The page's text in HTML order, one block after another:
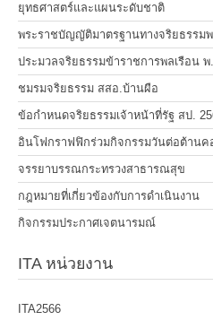
ยุทธศาสตร์และแผนระดับชาติ
พระราชบัญญัติมาตรฐานทางจริยธรรม
ประมวลจริยธรรมข้าราชการพลเรือน พ
ชมรมจริยธรรม สสอ.บ้านผือ
ข้อกำหนดจริยธรรมเจ้าหน้าที่รัฐ สป.
อินโฟกราฟฟิกร่วมกิจกรรมวันต่อต้านค
จรรยาบรรณกระทรวงสาธารณสุข
กฎหมายที่เกี่ยวข้องกับการดำเนินงาน
กิจกรรมประกาศเจตนารมณ์
ITA หน่วยงาน
ITA2566